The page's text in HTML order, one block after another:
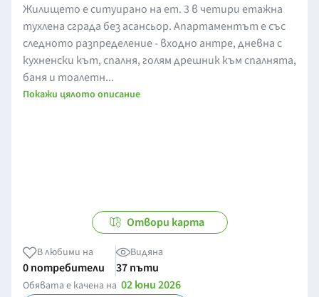
Жилището е ситуирано на ет. 3 в четири етажна
тухлена сграда без асансьор. Апартаментът е със
следното разпределение - входно антре, дневна с
кухненски кът, спалня, голям дрешник към спалнята,
баня и тоалетн...
Покажи цялото описание
Отвори карта
В любими на
0 потребители
Видяна
37 пъти
Обявата е качена на 02 юни 2026